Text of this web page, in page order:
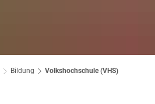
Bildung Volkshochschule (VHS)